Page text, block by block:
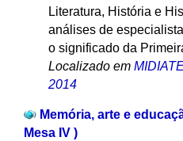
Literatura, História e
análises de
o significado da
Localizado em
2014
Memória, arte e
Mesa IV )